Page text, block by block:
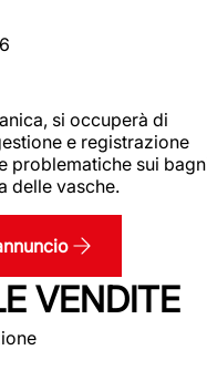
si occuperà di
e registrazione
problematiche sui
delle vasche.
VENDITE